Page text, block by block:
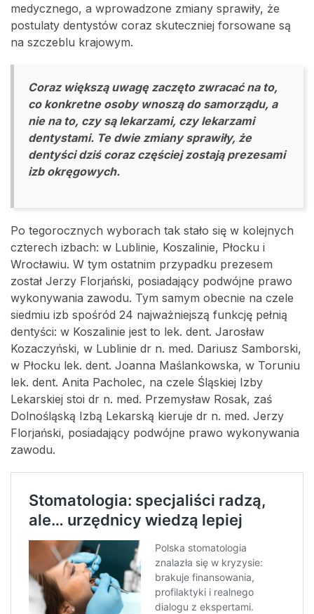
medycznego, a wprowadzone zmiany sprawiły, że
postulaty dentystów coraz skuteczniej forsowane są
na szczeblu krajowym.
Coraz większą uwagę zaczęto zwracać na to,
co konkretne osoby wnoszą do samorządu, a
nie na to, czy są lekarzami, czy lekarzami
dentystami. Te dwie zmiany sprawiły, że
dentyści dziś coraz częściej zostają prezesami
izb okręgowych.
Po tegorocznych wyborach tak stało się w kolejnych
czterech izbach: w Lublinie, Koszalinie, Płocku i
Wrocławiu. W tym ostatnim przypadku prezesem
został Jerzy Florjański, posiadający podwójne prawo
wykonywania zawodu. Tym samym obecnie na czele
siedmiu izb spośród 24 najważniejszą funkcję pełnią
dentyści: w Koszalinie jest to lek. dent. Jarosław
Kozaczyński, w Lublinie dr n. med. Dariusz Samborski,
w Płocku lek. dent. Joanna Maślankowska, w Toruniu
lek. dent. Anita Pacholec, na czele Śląskiej Izby
Lekarskiej stoi dr n. med. Przemysław Rosak, zaś
Dolnośląską Izbą Lekarską kieruje dr n. med. Jerzy
Florjański, posiadający podwójne prawo wykonywania
zawodu.